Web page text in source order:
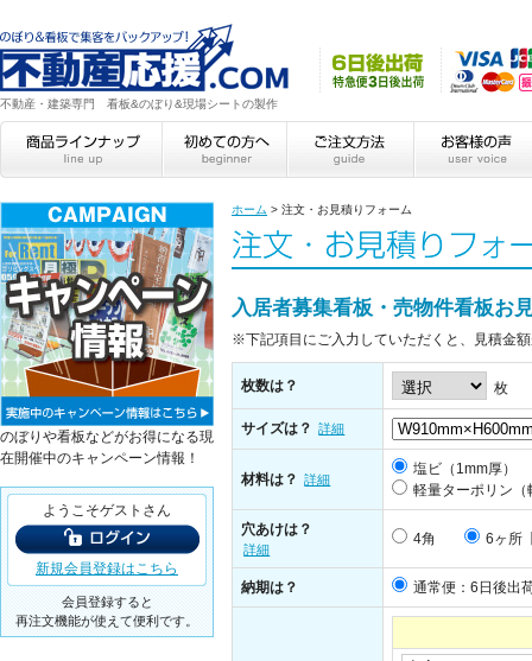
不動産・建築専門 看板&のぼり&現場シートの製作
ホーム > 注文・お見積りフォーム
入居者募集看板・売物件看板お
※下記項目にご入力していただくと、見積金
枚数は？ 枚
サイズは？ 詳細
材料は？ 詳細
塩ビ（1mm厚）
軽量ターポリン（
穴あけは？
詳細
4角 6ヶ所
納期は？ 通常便：6日後出
のぼりや看板などがお得になる現
在開催中のキャンペーン情報！
ようこそゲストさん
新規会員登録はこちら
会員登録すると
再注文機能が使えて便利です。